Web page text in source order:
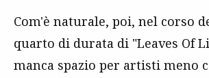
Com'è naturale, poi, nel corso
quarto di durata di "Leaves Of
manca spazio per artisti meno